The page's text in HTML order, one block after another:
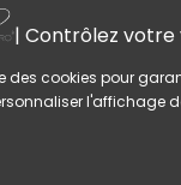
:
couleur
la
Ce produit
| Contrôlez votre
des cookies pour
l'affichage